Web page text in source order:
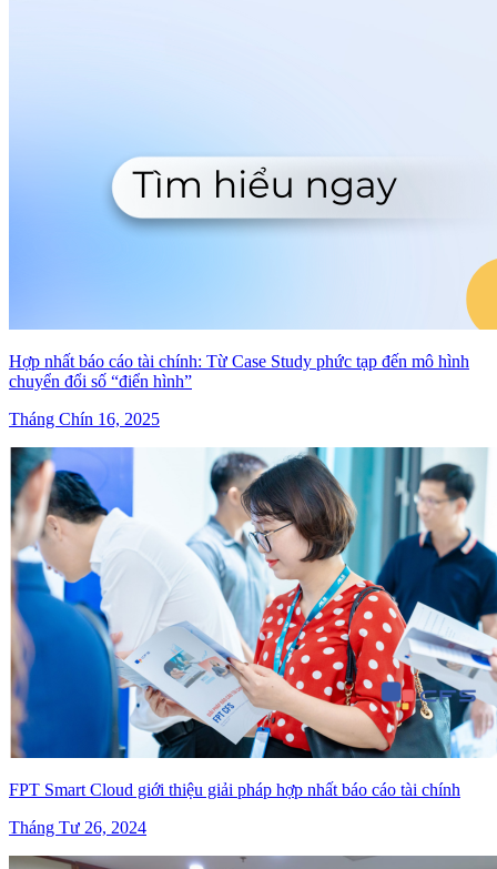
Hợp nhất báo cáo tài chính: Từ Case Study phức tạp đến mô hình
chuyển đổi số “điển hình”
Tháng Chín 16, 2025
FPT Smart Cloud giới thiệu giải pháp hợp nhất báo cáo tài chính
Tháng Tư 26, 2024